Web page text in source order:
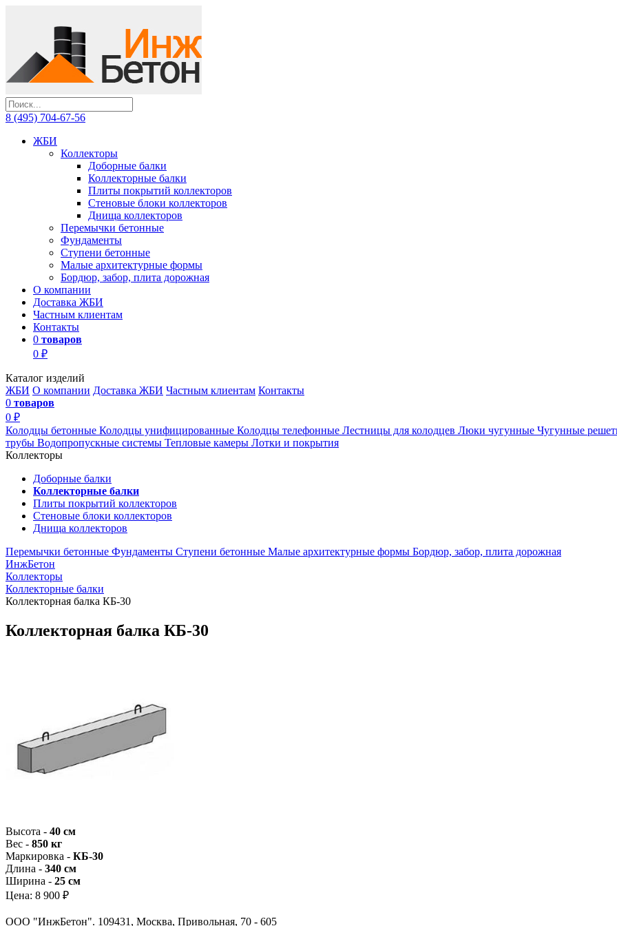
8 (495) 704-67-56
ЖБИ
Коллекторы
Доборные балки
Коллекторные балки
Плиты покрытий коллекторов
Стеновые блоки коллекторов
Днища коллекторов
Перемычки бетонные
Фундаменты
Ступени бетонные
Малые архитектурные формы
Бордюр, забор, плита дорожная
О компании
Доставка ЖБИ
Частным клиентам
Контакты
0 товаров
0 ₽
Каталог изделий
ЖБИ О компании Доставка ЖБИ Частным клиентам Контакты
0 товаров
0 ₽
Колодцы бетонные Колодцы унифицированные Колодцы телефонные Лестницы для колодцев Люки чугунные Чугунные
трубы Водопропускные системы Тепловые камеры Лотки и покрытия
Коллекторы
Доборные балки
Коллекторные балки
Плиты покрытий коллекторов
Стеновые блоки коллекторов
Днища коллекторов
Перемычки бетонные Фундаменты Ступени бетонные Малые архитектурные формы Бордюр, забор, плита дорожная
ИнжБетон
Коллекторы
Коллекторные балки
Коллекторная балка КБ-30
Коллекторная балка КБ-30
Высота - 40 см
Вес - 850 кг
Маркировка - КБ-30
Длина - 340 см
Ширина - 25 см
Цена: 8 900 ₽
ООО "ИнжБетон". 109431, Москва, Привольная, 70 - 605